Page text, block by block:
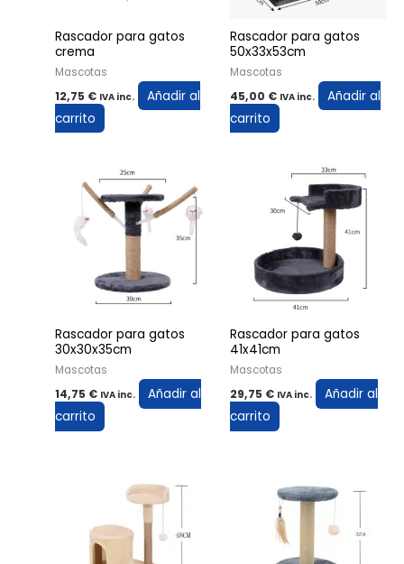
Rascador para gatos
crema
Mascotas
12,75 € IVA inc.
Añadir al
carrito
Rascador para gatos
50x33x53cm
Mascotas
45,00 € IVA inc.
Añadir al
carrito
Rascador para gatos
30x30x35cm
Mascotas
14,75 € IVA inc.
Añadir al
carrito
Rascador para gatos
41x41cm
Mascotas
29,75 € IVA inc.
Añadir al
carrito